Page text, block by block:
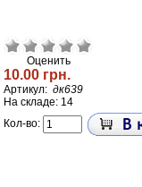
Оценить
10.00 грн.
Артикул: дк639
На складе: 14
Кол-во: